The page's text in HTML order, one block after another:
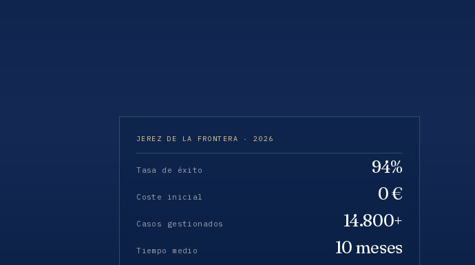
JEREZ DE LA FRONTERA · 2026
Tasa de éxito 94%
Coste inicial 0 €
Casos gestionados 14.800+
Tiempo medio 10 meses